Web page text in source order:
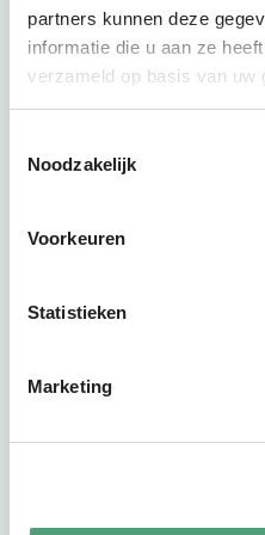
partners kunnen deze
informatie die u aan ze
verzameld op basis van uw
Noodzakelijk
Voorkeuren
Statistieken
Marketing